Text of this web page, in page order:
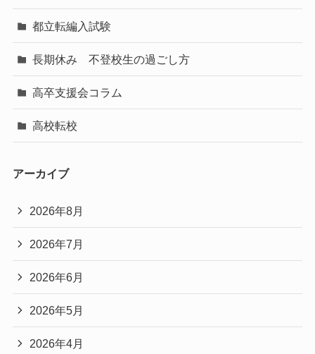
都立転編入試験
長期休み 不登校生の過ごし方
高卒支援会コラム
高校転校
アーカイブ
2026年8月
2026年7月
2026年6月
2026年5月
2026年4月